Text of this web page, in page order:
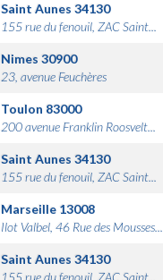
Saint Aunes 34130
155 rue du fenouil, ZAC Saint...
Nimes 30900
23, avenue Feuchères
Toulon 83000
200 avenue Franklin Roosvelt...
Saint Aunes 34130
155 rue du fenouil, ZAC Saint...
Marseille 13008
Ilot Valbel, 46 Rue des Mousses...
Saint Aunes 34130
155 rue du fenouil, ZAC Saint...